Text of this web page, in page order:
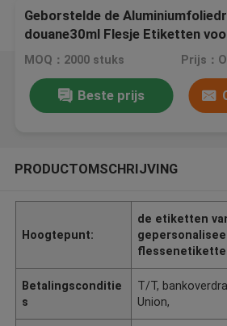
Geborstelde de
douane30ml Flesje Etiketten
Rangsteroïden
MOQ：2000 stuks Prijs：
Beste prijs
PRODUCTOMSCHRIJVING
Hoogtepunt:
de etiketten
Betalingsconditie
s
T/T,
Union,